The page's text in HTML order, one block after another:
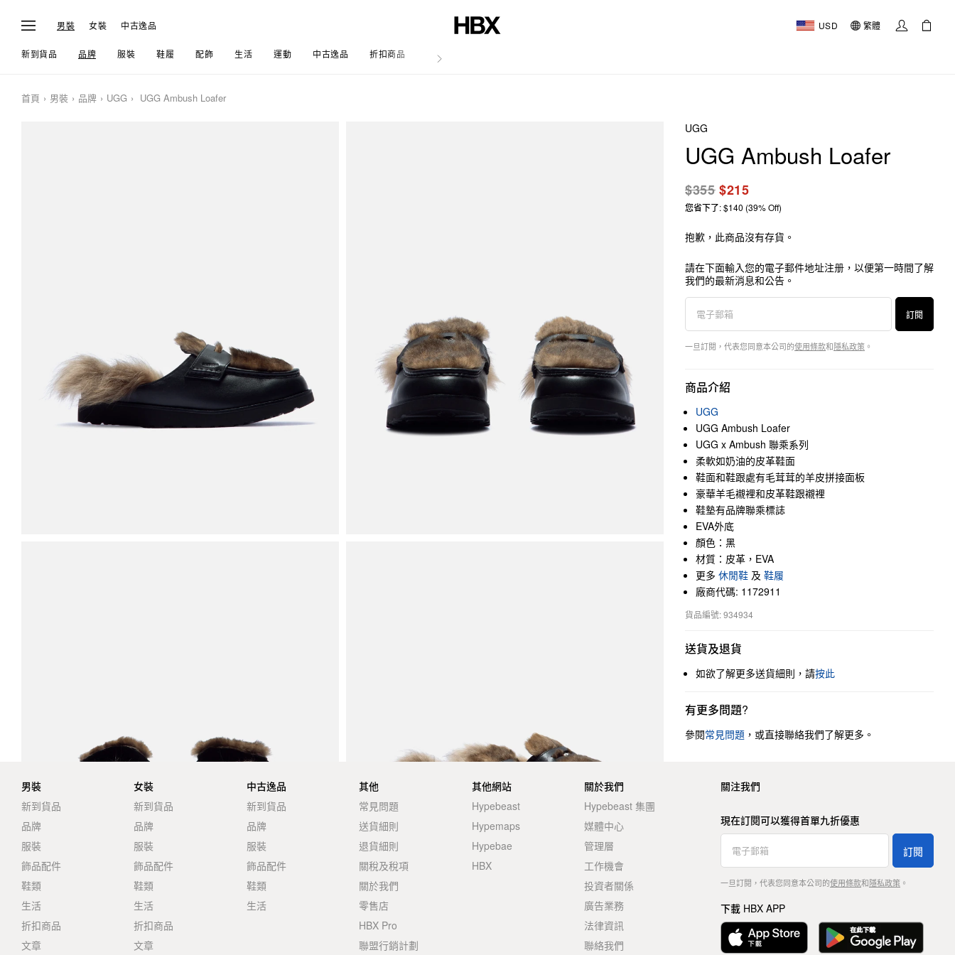
男裝 女裝 中古逸品 USD 繁體
新到貨品 品牌 服裝 鞋履 配飾 生活 運動 中古逸品 折扣商品 文章
首頁 男裝 品牌 UGG UGG Ambush Loafer
UGG
UGG Ambush Loafer
$355$215
您省下了: $140 (39% Off)
抱歉，此商品沒有存貨。
請在下面輸入您的電子郵件地址注册，以便第一時間了解
我們的最新消息和公告。
訂閱
一旦訂閱，代表您同意本公司的使用條款和隱私政策 。
商品介紹
UGG
UGG Ambush Loafer
UGG x Ambush 聯乘系列
柔軟如奶油的皮革鞋面
鞋面和鞋跟處有毛茸茸的羊皮拼接面板
豪華羊毛襯裡和皮革鞋跟襯裡
鞋墊有品牌聯乘標誌
EVA外底
顏色：黑
材質：皮革，EVA
更多 休閒鞋 及 鞋履
廠商代碼: 1172911
貨品編號: 934934
送貨及退貨
如欲了解更多送貨細則，請按此
有更多問題?
參閱常見問題 ，或直接聯絡我們了解更多。
男裝
新到貨品
品牌
服裝
飾品配件
鞋類
生活
折扣商品
文章
女裝
新到貨品
品牌
服裝
飾品配件
鞋類
生活
折扣商品
文章
中古逸品
新到貨品
品牌
服裝
飾品配件
鞋類
生活
其他
常見問題
送貨細則
退貨細則
關稅及稅項
關於我們
零售店
HBX Pro
聯盟行銷計劃
其他網站
Hypebeast
Hypemaps
Hypebae
HBX
關於我們
Hypebeast 集團
媒體中心
管理層
工作機會
投資者關係
廣告業務
法律資訊
聯絡我們
關注我們
現在訂閱可以獲得首單九折優惠
訂閱
一旦訂閱，代表您同意本公司的使用條款和隱私政策。
下載 HBX APP